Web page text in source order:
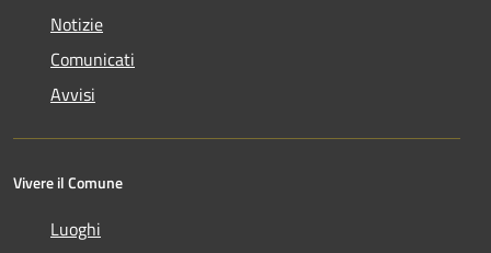
Notizie
Comunicati
Avvisi
Vivere il Comune
Luoghi